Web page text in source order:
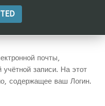
почты,
записи. На этот
содержащее ваш Логин.